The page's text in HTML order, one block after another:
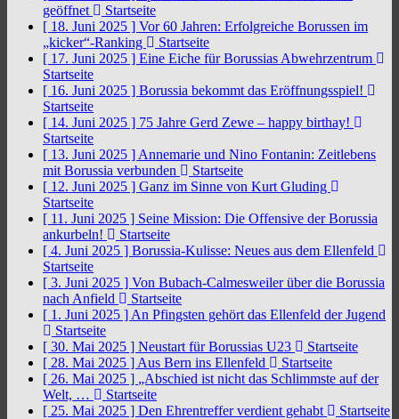
geöffnet
Startseite
[ 18. Juni 2025 ] Vor 60 Jahren: Erfolgreiche Borussen im
„kicker“-Ranking
Startseite
[ 17. Juni 2025 ] Eine Eiche für Borussias Abwehrzentrum
Startseite
[ 16. Juni 2025 ] Borussia bekommt das Eröffnungsspiel!
Startseite
[ 14. Juni 2025 ] 75 Jahre Gerd Zewe – happy birthay!
Startseite
[ 13. Juni 2025 ] Annemarie und Nino Fontanin: Zeitlebens
mit Borussia verbunden
Startseite
[ 12. Juni 2025 ] Ganz im Sinne von Kurt Gluding
Startseite
[ 11. Juni 2025 ] Seine Mission: Die Offensive der Borussia
ankurbeln!
Startseite
[ 4. Juni 2025 ] Borussia-Kulisse: Neues aus dem Ellenfeld
Startseite
[ 3. Juni 2025 ] Von Bubach-Calmesweiler über die Borussia
nach Anfield
Startseite
[ 1. Juni 2025 ] An Pfingsten gehört das Ellenfeld der Jugend
Startseite
[ 30. Mai 2025 ] Neustart für Borussias U23
Startseite
[ 28. Mai 2025 ] Aus Bern ins Ellenfeld
Startseite
[ 26. Mai 2025 ] „Abschied ist nicht das Schlimmste auf der
Welt, …
Startseite
[ 25. Mai 2025 ] Den Ehrentreffer verdient gehabt
Startseite